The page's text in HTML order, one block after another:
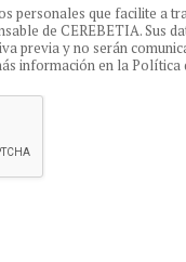
personales que facilite a
de CEREBETIA. Sus
previa y no serán
información en la Política